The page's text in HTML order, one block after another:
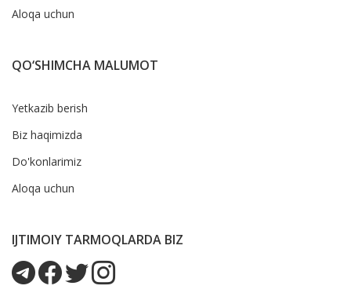
Aloqa uchun
QO‘SHIMCHA MALUMOT
Yetkazib berish
Biz haqimizda
Do'konlarimiz
Aloqa uchun
IJTIMOIY TARMOQLARDA BIZ